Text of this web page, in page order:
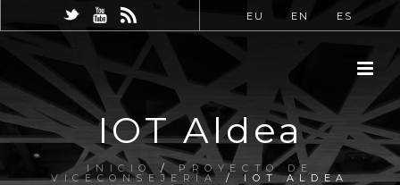
EU EN ES
IOT Aldea
INICIO /PROYECTO DE
VICECONSEJERÍA / IOT ALDEA